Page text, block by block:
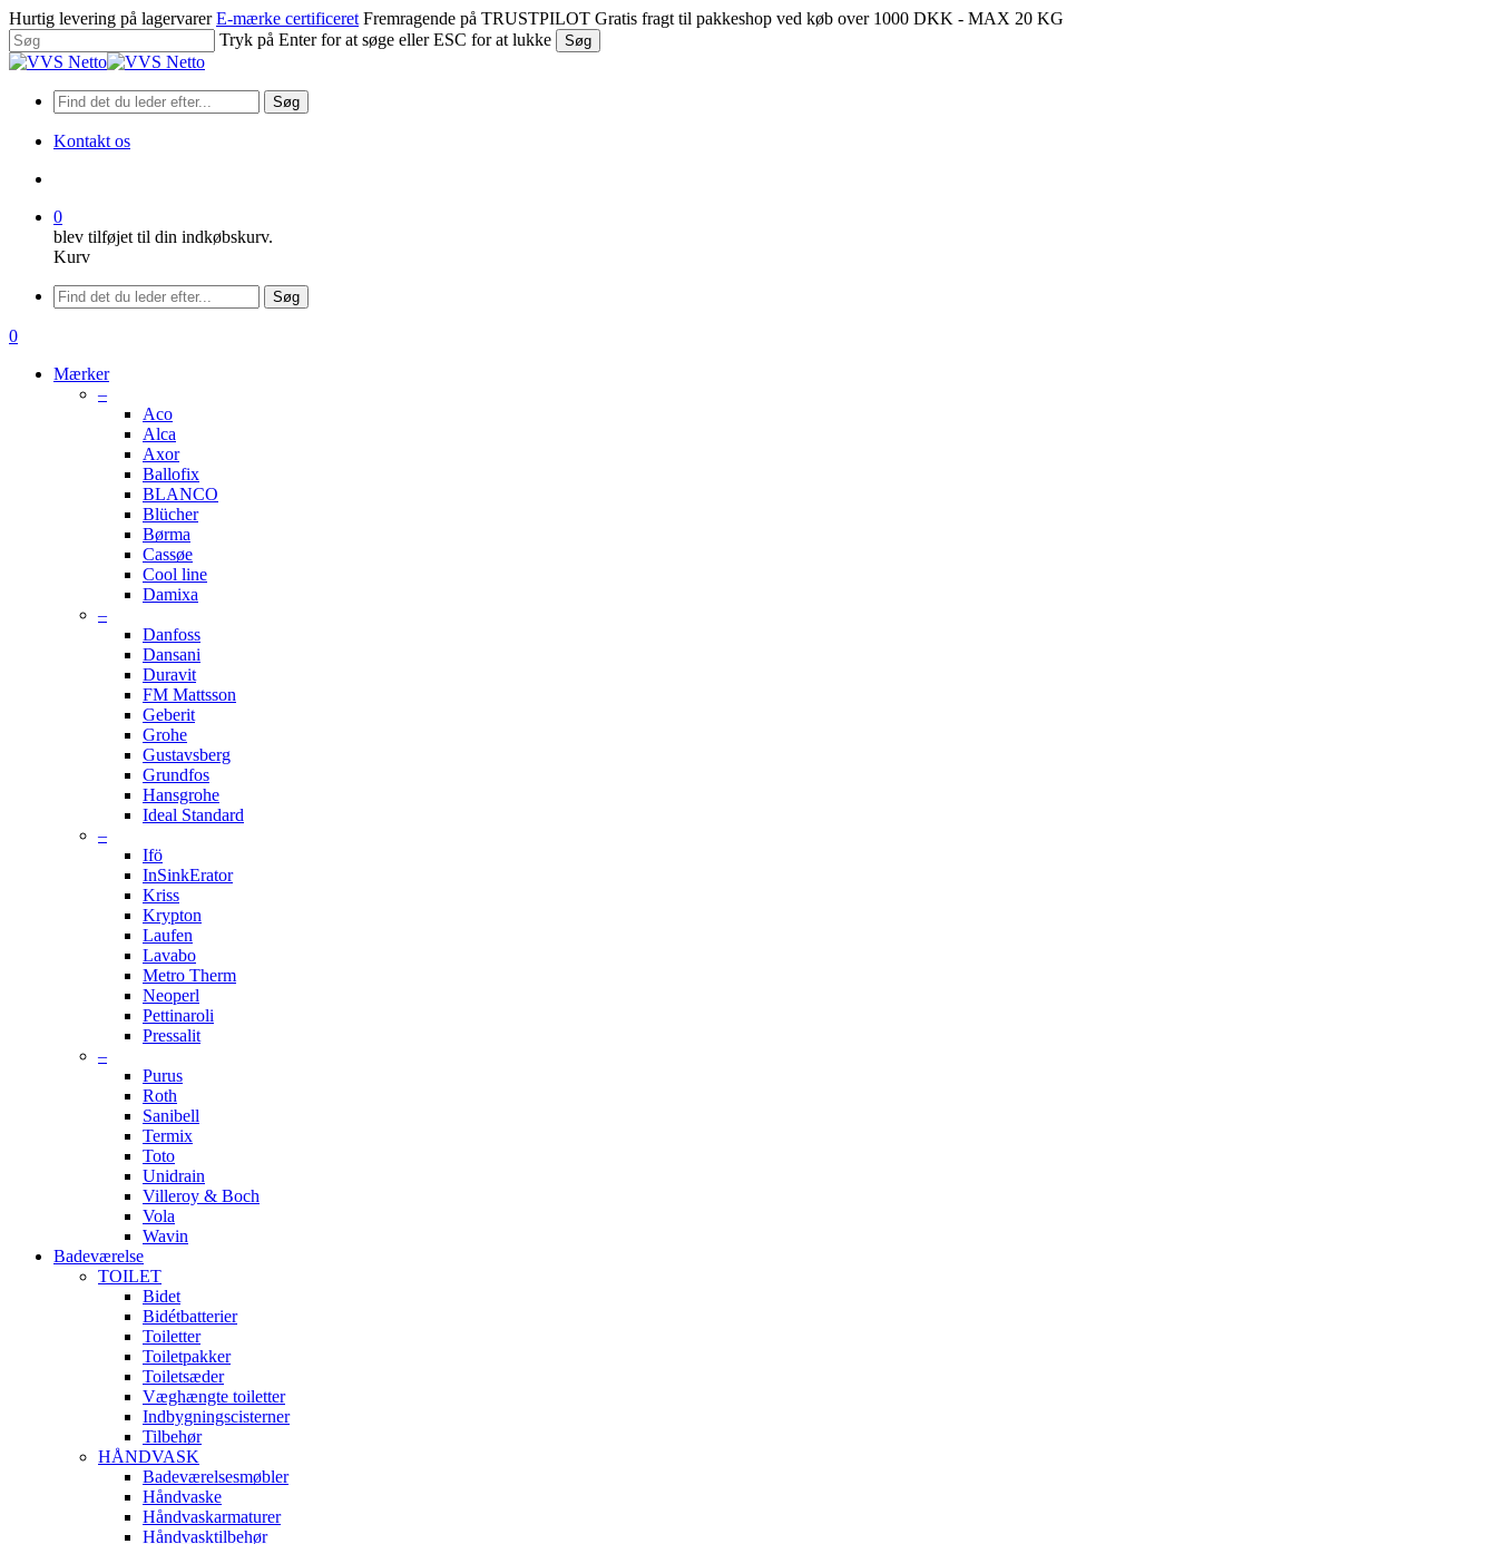
Spring
til
hovedindhold
Hurtig levering på lagervarer E-mærke certificeret Fremragende på TRUSTPILOT Gratis fragt til pakkeshop ved køb over 1000 DKK - MAX 20 KG
Tryk på Enter for at søge eller ESC for at lukke
Søg
Luk
Søg
Kontakt os
0
blev tilføjet til din indkøbskurv.
Kurv
Menu
Søg
søge
0
Mærker
–
Aco
Alca
Axor
Ballofix
BLANCO
Blücher
Børma
Cassøe
Cool line
Damixa
–
Danfoss
Dansani
Duravit
FM Mattsson
Geberit
Grohe
Gustavsberg
Grundfos
Hansgrohe
Ideal Standard
–
Ifö
InSinkErator
Kriss
Krypton
Laufen
Lavabo
Metro Therm
Neoperl
Pettinaroli
Pressalit
–
Purus
Roth
Sanibell
Termix
Toto
Unidrain
Villeroy & Boch
Vola
Wavin
Badeværelse
TOILET
Bidet
Bidétbatterier
Toiletter
Toiletpakker
Toiletsæder
Væghængte toiletter
Indbygningscisterner
Tilbehør
HÅNDVASK
Badeværelsesmøbler
Håndvaske
Håndvaskarmaturer
Håndvasktilbehør